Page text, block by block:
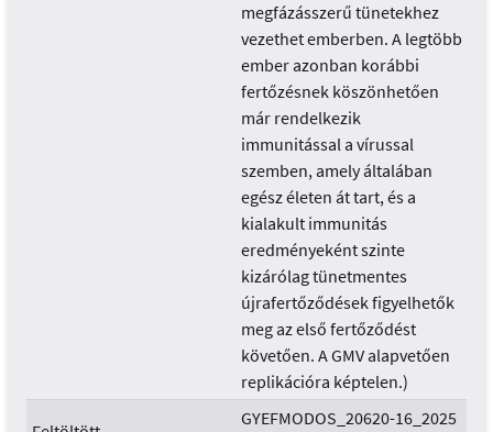
megfázásszerű tünetekhez
vezethet emberben. A legtöbb
ember azonban korábbi
fertőzésnek köszönhetően
már rendelkezik
immunitással a vírussal
szemben, amely általában
egész életen át tart, és a
kialakult immunitás
eredményeként szinte
kizárólag tünetmentes
újrafertőződések figyelhetők
meg az első fertőződést
követően. A GMV alapvetően
replikációra képtelen.)
GYEFMODOS_20620-16_2025